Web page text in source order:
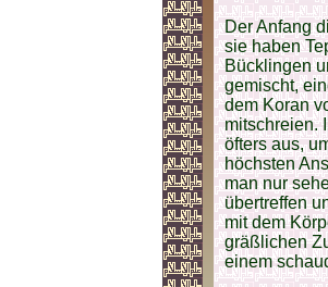
Der Anfang
sie haben
Bücklingen
gemischt,
dem Koran
mitschreien.
öfters aus,
höchsten
man nur
übertreffen
mit dem
gräßlichen
einem